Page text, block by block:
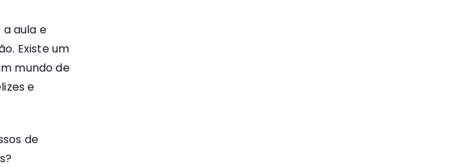
aula e
Existe um
mundo de
e
de